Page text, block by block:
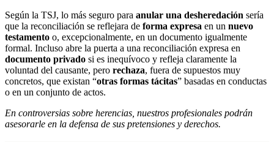
Según la TSJ, lo más seguro para anular una desheredación sería
que la reconciliación se reflejara de forma expresa en un nuevo
testamento o, excepcionalmente, en un documento igualmente
formal. Incluso abre la puerta a una reconciliación expresa en
documento privado si es inequívoco y refleja claramente la
voluntad del causante, pero rechaza, fuera de supuestos muy
concretos, que existan “otras formas tácitas” basadas en conductas
o en un conjunto de actos.
En controversias sobre herencias, nuestros profesionales podrán
asesorarle en la defensa de sus pretensiones y derechos.